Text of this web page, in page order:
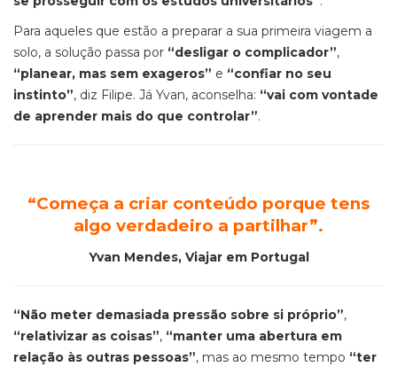
Para aqueles que estão a preparar a sua primeira viagem a
solo, a solução passa por “desligar o complicador”,
“planear, mas sem exageros” e “confiar no seu
instinto”, diz Filipe. Já Yvan, aconselha: “vai com vontade
de aprender mais do que controlar”.
“Começa a criar conteúdo porque tens
algo verdadeiro a partilhar”.
Yvan Mendes, Viajar em Portugal
“Não meter demasiada pressão sobre si próprio”,
“relativizar as coisas”, “manter uma abertura em
relação às outras pessoas”, mas ao mesmo tempo “ter